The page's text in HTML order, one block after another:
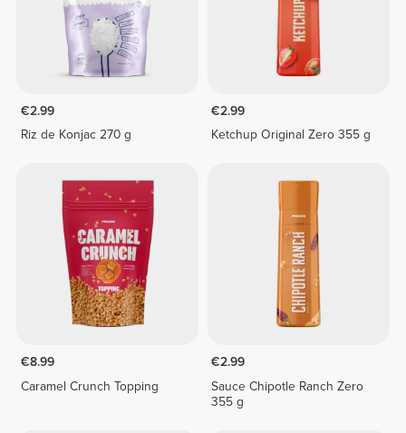
€2.99
Riz de Konjac 270 g
€2.99
Ketchup Original Zero 355 g
€8.99
Caramel Crunch Topping
€2.99
Sauce Chipotle Ranch Zero
355 g